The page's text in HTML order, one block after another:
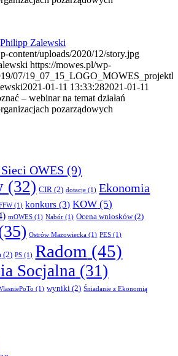
Philipp Zalewski
content/uploads/2020/12/story.jpg
https://mowes.pl/wp-
07/
2021-01-11 13:33:282021-01-11
– webinar na temat działań
pozarządowych
OWES (9)
(32) CIR (2) dotacje (1) Ekonomia
(1) konkurs (3) KOW (5)
mOWES (1) Nabór (1) Ocena wniosków(2)
Ostrów Mazowiecka (1) PES (1)
(2) PS (1) Radom (45)
Socjalna (31)
(1) wyniki (2) Śniadanie z Ekonomią